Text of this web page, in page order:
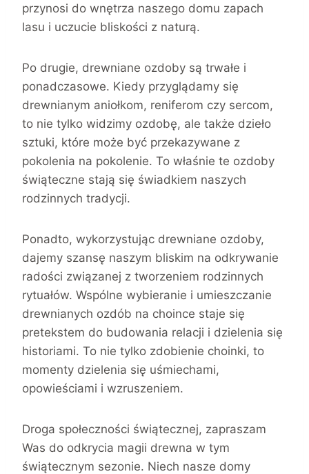
przynosi do wnętrza naszego domu zapach
lasu i uczucie bliskości z naturą.
Po drugie, drewniane ozdoby są trwałe i
ponadczasowe. Kiedy przyglądamy się
drewnianym aniołkom, reniferom czy sercom,
to nie tylko widzimy ozdobę, ale także dzieło
sztuki, które może być przekazywane z
pokolenia na pokolenie. To właśnie te ozdoby
świąteczne stają się świadkiem naszych
rodzinnych tradycji.
Ponadto, wykorzystując drewniane ozdoby,
dajemy szansę naszym bliskim na odkrywanie
radości związanej z tworzeniem rodzinnych
rytuałów. Wspólne wybieranie i umieszczanie
drewnianych ozdób na choince staje się
pretekstem do budowania relacji i dzielenia się
historiami. To nie tylko zdobienie choinki, to
momenty dzielenia się uśmiechami,
opowieściami i wzruszeniem.
Droga społeczności świątecznej, zapraszam
Was do odkrycia magii drewna w tym
świątecznym sezonie. Niech nasze domy